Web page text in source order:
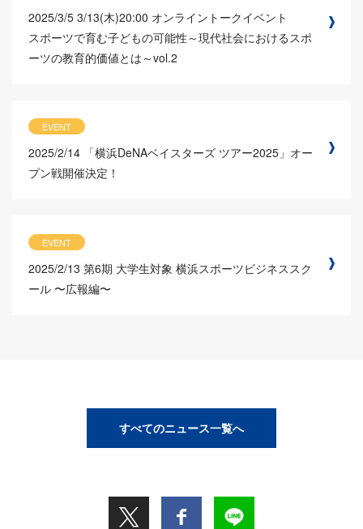
2025/3/5 3/13(木)20:00 オンライントークイベント
スポーツで育む子どもの可能性～現代社会におけるスポ
ーツの教育的価値とは～vol.2
EVENT
2025/2/14 「横浜DeNAベイスターズ ツアー2025」オー
プン戦開催決定！
EVENT
2025/2/13 第6期 大学生対象 横浜スポーツビジネススク
ール 〜広報編〜
すべてのニュース一覧へ